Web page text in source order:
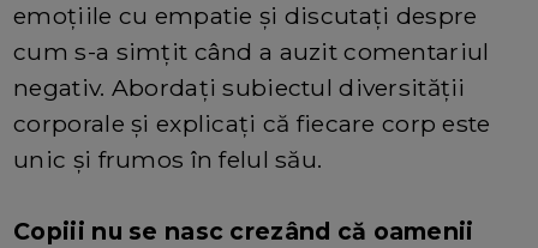
emoțiile cu empatie și discutați despre
cum s-a simțit când a auzit comentariul
negativ. Abordați subiectul diversității
corporale și explicați că fiecare corp este
unic și frumos în felul său.
Copiii nu se nasc crezând că oamenii